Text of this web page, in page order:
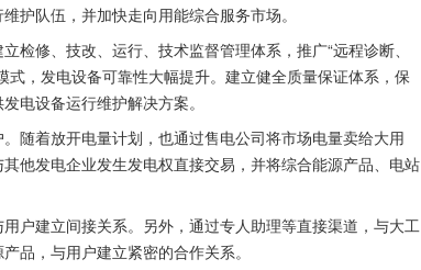
护队伍，并加快走向用能综合服务市场。
修、技改、运行、技术监督管理体系，推广“远程诊断、
，发电设备可靠性大幅提升。建立健全质量保证体系，保
电设备运行维护解决方案。
随着放开电量计划，也通过售电公司将市场电量卖给大用
他发电企业发生发电权直接交易，并将综合能源产品、电站
户建立间接关系。另外，通过专人助理等直接渠道，与大工
品，与用户建立紧密的合作关系。